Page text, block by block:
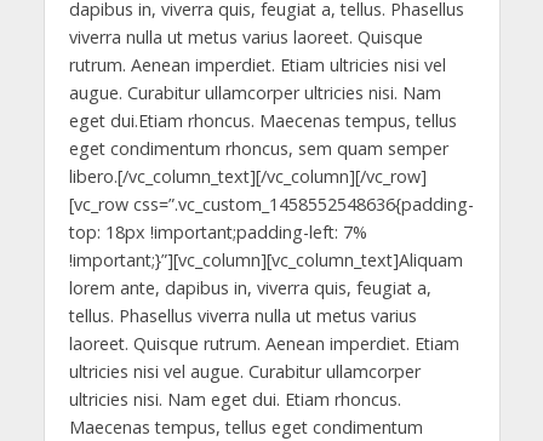
dapibus in, viverra quis, feugiat a, tellus. Phasellus
viverra nulla ut metus varius laoreet. Quisque
rutrum. Aenean imperdiet. Etiam ultricies nisi vel
augue. Curabitur ullamcorper ultricies nisi. Nam
eget dui.Etiam rhoncus. Maecenas tempus, tellus
eget condimentum rhoncus, sem quam semper
libero.[/vc_column_text][/vc_column][/vc_row]
[vc_row css=”.vc_custom_1458552548636{padding-
top: 18px !important;padding-left: 7%
!important;}”][vc_column][vc_column_text]Aliquam
lorem ante, dapibus in, viverra quis, feugiat a,
tellus. Phasellus viverra nulla ut metus varius
laoreet. Quisque rutrum. Aenean imperdiet. Etiam
ultricies nisi vel augue. Curabitur ullamcorper
ultricies nisi. Nam eget dui. Etiam rhoncus.
Maecenas tempus, tellus eget condimentum